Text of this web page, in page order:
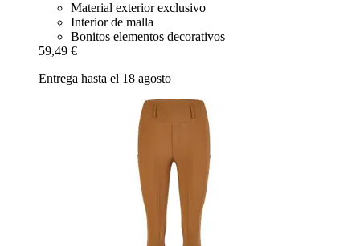
Material exterior exclusivo
Interior de malla
Bonitos elementos decorativos
59,49 €
Entrega hasta el 18 agosto